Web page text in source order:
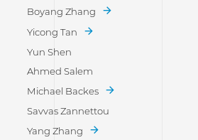
Boyang Zhang
Yicong Tan
Yun Shen
Ahmed Salem
Michael Backes
Savvas Zannettou
Yang Zhang